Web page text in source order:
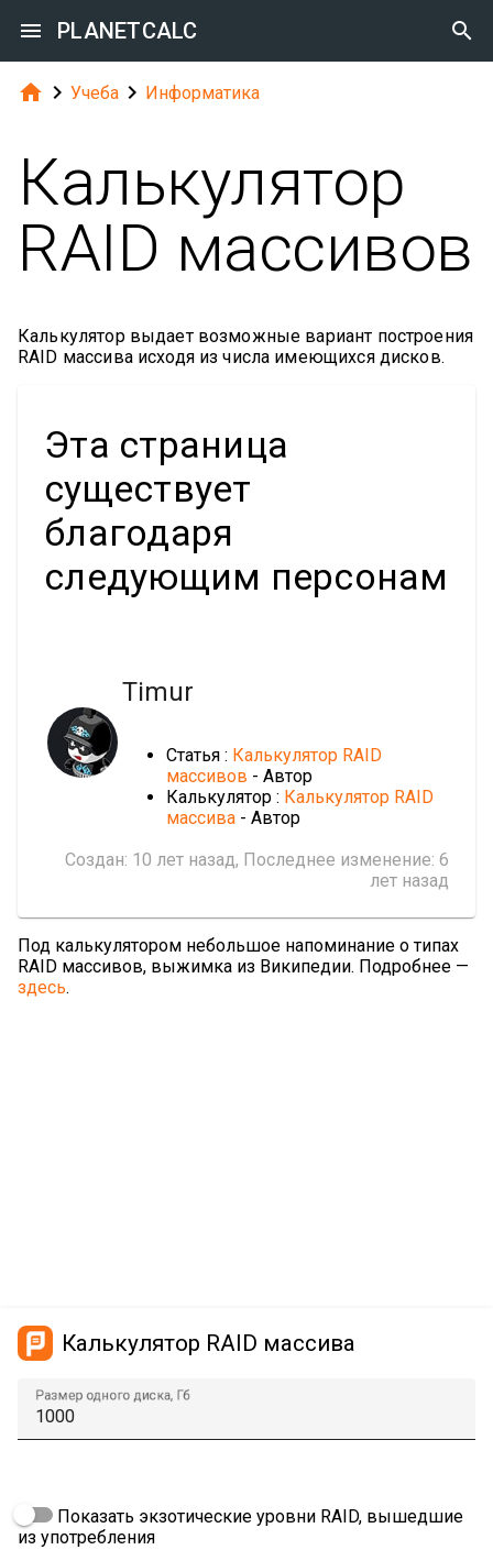
 PLANETCALC 
  Учеба  Информатика
Калькулятор
RAID массивов
Калькулятор выдает возможные вариант построения
RAID массива исходя из числа имеющихся дисков.
Эта страница
существует
благодаря
следующим персонам
Timur
Статья : Калькулятор RAID
массивов - Автор
Калькулятор : Калькулятор RAID
массива - Автор
Создан: 10 лет назад, Последнее изменение: 6
лет назад
Под калькулятором небольшое напоминание о типах
RAID массивов, выжимка из Википедии. Подробнее —
здесь.
Калькулятор RAID массива
Размер одного диска, Гб
Показать экзотические уровни RAID, вышедшие
из употребления